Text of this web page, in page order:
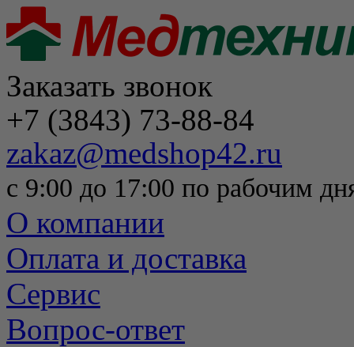
Заказать звонок
+7 (3843) 73-88-84
zakaz@medshop42.ru
с 9:00 до 17:00 по рабочим
О компании
Оплата и доставка
Сервис
Вопрос-ответ